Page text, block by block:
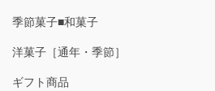
季節菓子■和菓子
洋菓子［通年・季節］
ギフト商品